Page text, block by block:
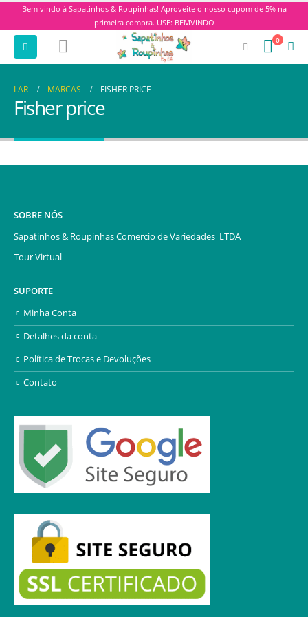
Bem vindo à Sapatinhos & Roupinhas! Aproveite o nosso cupom de 5% na
primeira compra. USE: BEMVINDO
0
LAR MARCAS FISHER PRICE
Fisher price
SOBRE NÓS
Sapatinhos & Roupinhas Comercio de Variedades LTDA
Tour Virtual
SUPORTE
Minha Conta
Detalhes da conta
Política de Trocas e Devoluções
Contato